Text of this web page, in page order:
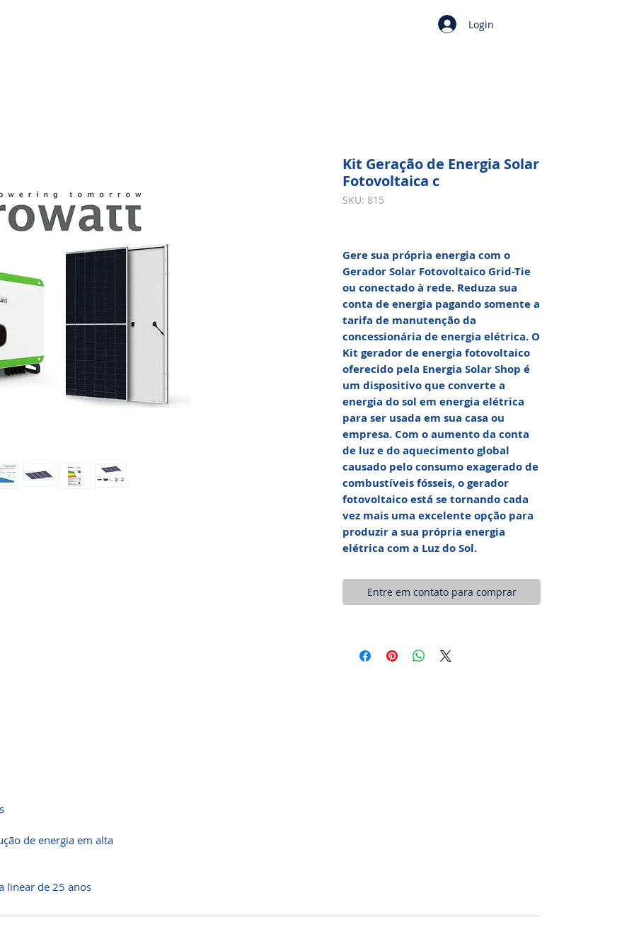
Login
Kit Geração de Energia Solar
Fotovoltaica c
SKU: 815
Gere sua própria energia com o
Gerador Solar Fotovoltaico Grid-Tie
ou conectado à rede. Reduza sua
conta de energia pagando somente a
tarifa de manutenção da
concessionária de energia elétrica. O
Kit gerador de energia fotovoltaico
oferecido pela Energia Solar Shop é
um dispositivo que converte a
energia do sol em energia elétrica
para ser usada em sua casa ou
empresa. Com o aumento da conta
de luz e do aquecimento global
causado pelo consumo exagerado de
combustíveis fósseis, o gerador
fotovoltaico está se tornando cada
vez mais uma excelente opção para
produzir a sua própria energia
elétrica com a Luz do Sol.
Entre em contato para comprar
de energia em alta
linear de 25 anos